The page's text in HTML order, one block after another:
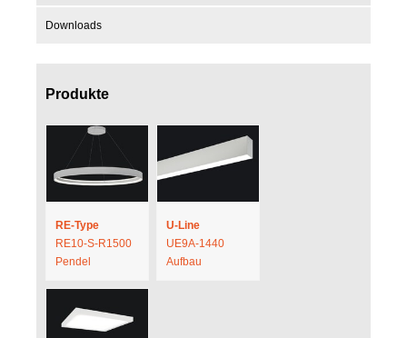
Downloads
Produkte
RE-Type
RE10-S-R1500
Pendel
U-Line
UE9A-1440
Aufbau